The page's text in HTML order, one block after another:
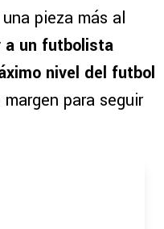
pieza más al
a un futbolista
nivel del futbol
para seguir